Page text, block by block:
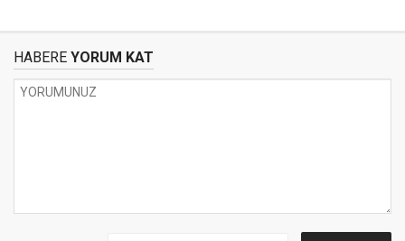
HABERE YORUM KAT